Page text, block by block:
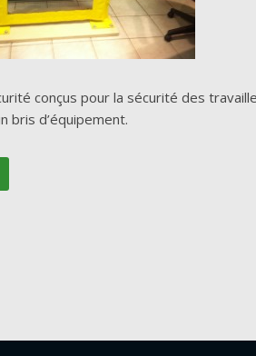
conçus pour la sécurité des
bris d’équipement.